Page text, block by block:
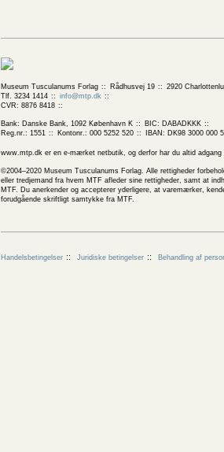
Museum Tusculanums Forlag Rådhusvej 19
2920
Tlf. 3234 1414
info@mtp.dk
CVR: 8876 8418
Bank: Danske Bank, 1092 København K
BIC: DABADKKK
Reg.nr.: 1551
Kontonr.: 000 5252 520 IBAN: DK98 3000 000
www.mtp.dk er en e-mærket netbutik, og derfor har du altid
©2004–2020 Museum Tusculanums Forlag. Alle rettigheder
eller tredjemand fra hvem MTF afleder sine rettigheder, samt at
MTF. Du anerkender og accepterer yderligere, at varemærker,
forudgående skriftligt samtykke fra MTF.
Handelsbetingelser Juridiske betingelser Behandling af